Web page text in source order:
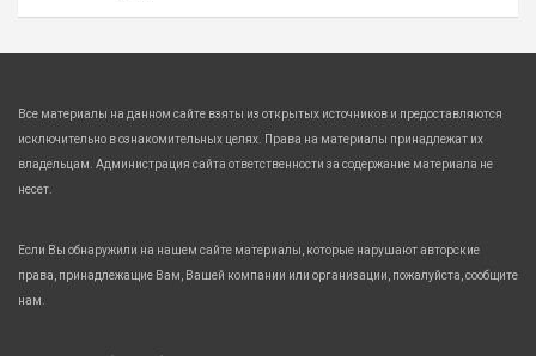
Все материалы на данном сайте взяты из открытых источников и предоставляются
исключительно в ознакомительных целях. Права на материалы принадлежат их
владельцам. Администрация сайта ответственности за содержание материала не
несет.
Если Вы обнаружили на нашем сайте материалы, которые нарушают авторские
права, принадлежащие Вам, Вашей компании или организации, пожалуйста, сообщите
нам.